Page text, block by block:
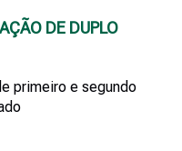
DE DUPLO
primeiro e segundo